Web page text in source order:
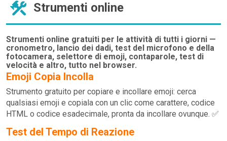
Strumenti online
Strumenti online gratuiti per le attività di tutti i giorni —
cronometro, lancio dei dadi, test del microfono e della
fotocamera, selettore di emoji, contaparole, test di
velocità e altro, tutto nel browser.
Emoji Copia Incolla
Strumento gratuito per copiare e incollare emoji: cerca
qualsiasi emoji e copiala con un clic come carattere, codice
HTML o codice esadecimale, pronta da incollare ovunque. ✅
Test del Tempo di Reazione